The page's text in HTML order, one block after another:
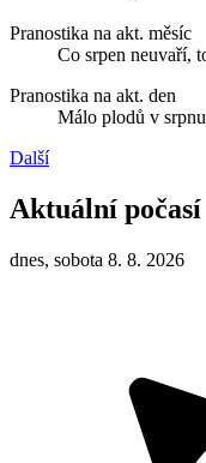
Pranostika na akt. měsíc
Co srpen neuvaří,
Pranostika na akt. den
Málo plodů v
Další
Aktuální počasí
dnes, sobota 8. 8. 2026